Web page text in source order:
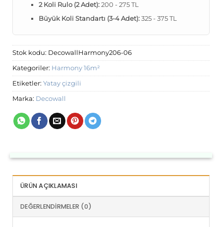
2 Koli Rulo (2 Adet):200 - 275 TL
Büyük Koli Standartı (3-4 Adet):325 - 375 TL
Stok kodu: DecowallHarmony206-06
Kategoriler: Harmony 16m²
Etiketler: Yatay çizgili
Marka: Decowall
ÜRÜN AÇIKLAMASI
DEĞERLENDIRMELER (0)